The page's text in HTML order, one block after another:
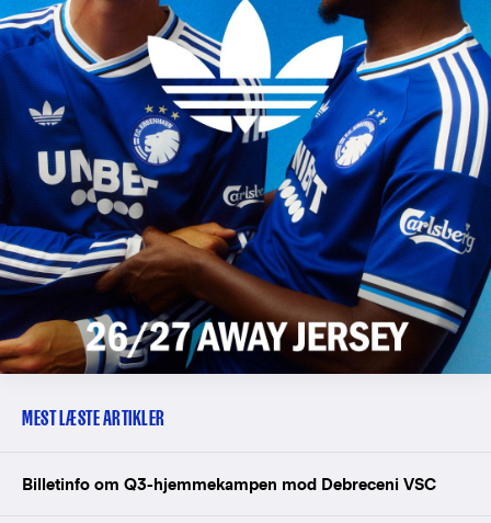
MEST LÆSTE ARTIKLER
Billetinfo om Q3-hjemmekampen mod Debreceni VSC